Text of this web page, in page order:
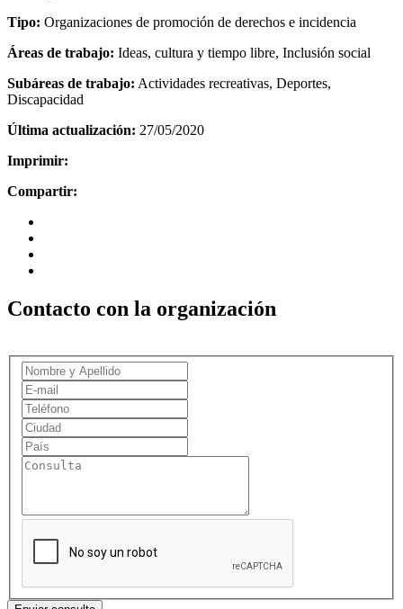
Tipo: Organizaciones de promoción de derechos e incidencia
Áreas de trabajo: Ideas, cultura y tiempo libre, Inclusión social
Subáreas de trabajo: Actividades recreativas, Deportes,
Discapacidad
Última actualización: 27/05/2020
Imprimir:
Compartir:
Contacto con la organización